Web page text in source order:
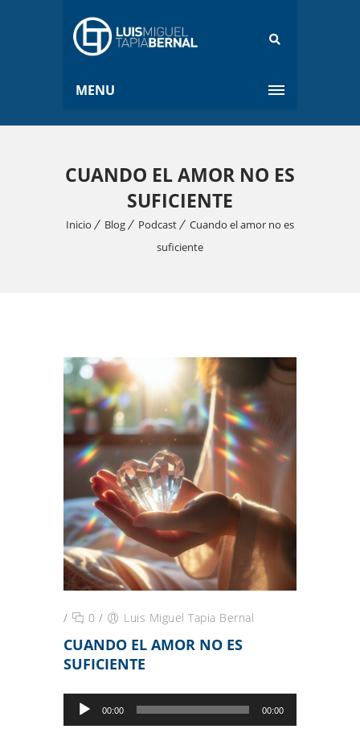
MENU
CUANDO EL AMOR NO ES
SUFICIENTE
Inicio Blog Podcast
Cuando el amor no es
suficiente
/ 0 / Luis Miguel Tapia Bernal
CUANDO EL AMOR NO ES
SUFICIENTE
Reproductor
00:00 00:00